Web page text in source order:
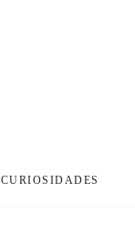
CURIOSIDADES